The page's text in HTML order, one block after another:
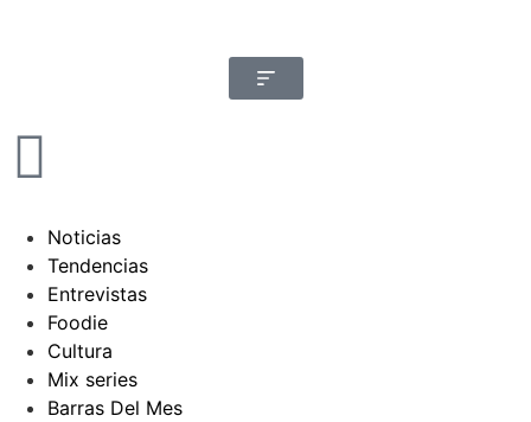
Noticias
Tendencias
Entrevistas
Foodie
Cultura
Mix series
Barras Del Mes